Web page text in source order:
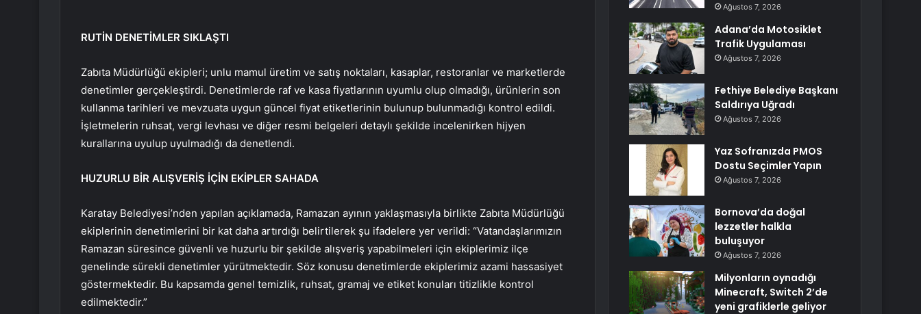
RUTİN DENETİMLER SIKLAŞTI
Zabıta Müdürlüğü ekipleri; unlu mamul üretim ve satış noktaları, kasaplar, restoranlar ve marketlerde
denetimler gerçekleştirdi. Denetimlerde raf ve kasa fiyatlarının uyumlu olup olmadığı, ürünlerin son
kullanma tarihleri ve mevzuata uygun güncel fiyat etiketlerinin bulunup bulunmadığı kontrol edildi.
İşletmelerin ruhsat, vergi levhası ve diğer resmi belgeleri detaylı şekilde incelenirken hijyen
kurallarına uyulup uyulmadığı da denetlendi.
HUZURLU BİR ALIŞVERİŞ İÇİN EKİPLER SAHADA
Karatay Belediyesi’nden yapılan açıklamada, Ramazan ayının yaklaşmasıyla birlikte Zabıta Müdürlüğü
ekiplerinin denetimlerini bir kat daha artırdığı belirtilerek şu ifadelere yer verildi: “Vatandaşlarımızın
Ramazan süresince güvenli ve huzurlu bir şekilde alışveriş yapabilmeleri için ekiplerimiz ilçe
genelinde sürekli denetimler yürütmektedir. Söz konusu denetimlerde ekiplerimiz azami hassasiyet
göstermektedir. Bu kapsamda genel temizlik, ruhsat, gramaj ve etiket konuları titizlikle kontrol
edilmektedir.”
Ağustos 7, 2026
Adana’da Motosiklet
Trafik Uygulaması
Ağustos 7, 2026
Fethiye Belediye Başkanı
Saldırıya Uğradı
Ağustos 7, 2026
Yaz Sofranızda PMOS
Dostu Seçimler Yapın
Ağustos 7, 2026
Bornova’da doğal
lezzetler halkla
buluşuyor
Ağustos 7, 2026
Milyonların oynadığı
Minecraft, Switch 2’de
yeni grafiklerle geliyor